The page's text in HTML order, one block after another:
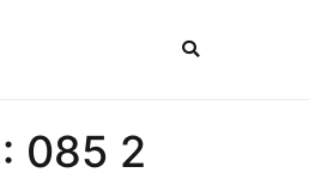
085 2